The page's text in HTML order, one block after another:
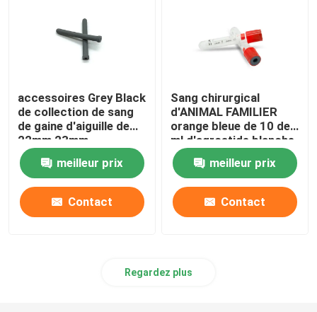
accessoires Grey Black
de collection de sang
de gaine d'aiguille de
22mm 23mm
meilleur prix
Contact
Sang chirurgical
d'ANIMAL FAMILIER
orange bleue de 10 de
ml d'agrostide blanche
tubes de sang
meilleur prix
Contact
Regardez plus